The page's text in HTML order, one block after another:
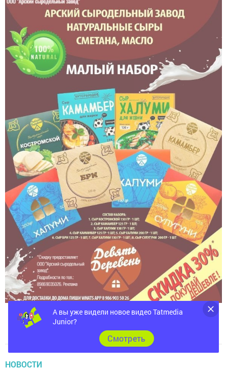
НОВОСТИ
А вы уже видели новое видео Tatmedia
Junior?
Cмотреть